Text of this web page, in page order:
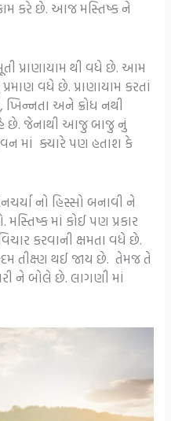
કરે છે. આજ મસ્તિષ્ક ને
પ્રાણાયામ થી વધે છે. આમ
વધે છે. પ્રાણાયામ કરતાં
ખિન્નતા અને ક્રોધ નથી
છે. જેનાથી આજુ બાજુ નું
માં ક્યારે પણ હતાશ કે
નો હિસ્સો બનાવી ને
માં કોઈ પણ પ્રકાર
કરવાની ક્ષમતા વધે છે.
તીક્ષ્ણ થઈ જાય છે. તેમજ તે
ને બોલે છે. લાગણી માં